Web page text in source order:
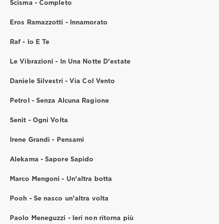
Scisma - Completo
Eros Ramazzotti - Innamorato
Raf - Io E Te
Le Vibrazioni - In Una Notte D'estate
Daniele Silvestri - Via Col Vento
Petrol - Senza Alcuna Ragione
Senit - Ogni Volta
Irene Grandi - Pensami
Alekama - Sapore Sapido
Marco Mengoni - Un'altra botta
Pooh - Se nasco un'altra volta
Paolo Meneguzzi - Ieri non ritorna più